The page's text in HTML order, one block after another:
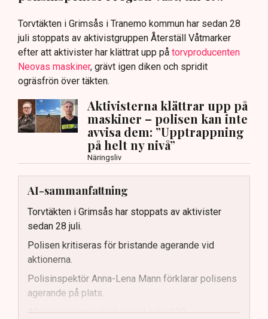
Torvtäkten i Grimsås i Tranemo kommun har sedan 28
juli stoppats av aktivistgruppen Återställ Våtmarker
efter att aktivister har klättrat upp på torvproducenten
Neovas maskiner, grävt igen diken och spridit
ogräsfrön över täkten.
Aktivisterna klättrar upp på
maskiner – polisen kan inte
avvisa dem: ”Upptrappning
på helt ny nivå”
Näringsliv
AI-sammanfattning
Torvtäkten i Grimsås har stoppats av aktivister
sedan 28 juli.
Polisen kritiseras för bristande agerande vid
aktionerna.
Polisinspektör Anna-Lena Mann förklarar polisens
agerande på plats.
40 personer misstänks med cirka 120